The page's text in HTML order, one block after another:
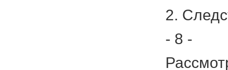
2.
- 8 -